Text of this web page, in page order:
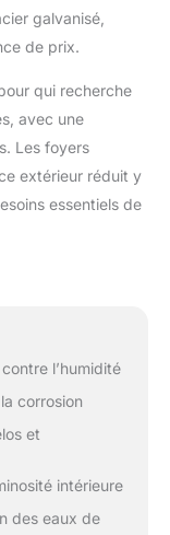
galvanisé,
de prix.
qui recherche
avec une
Les foyers
extérieur réduit y
essentiels de
l’humidité
corrosion
et
intérieure
des eaux de